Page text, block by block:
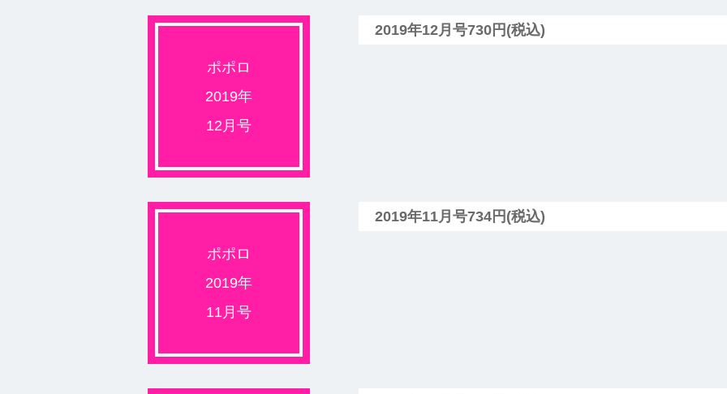
ポポロ
2019年
12月号
2019年12月号730円(税込)
ポポロ
2019年
11月号
2019年11月号734円(税込)